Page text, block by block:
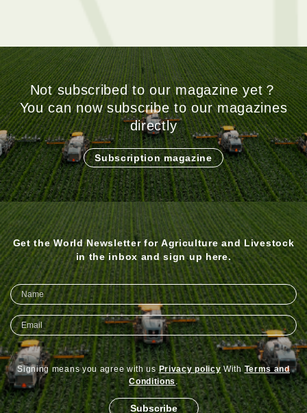
Not subscribed to our magazine yet？
You can now subscribe to our magazines
directly
Subscription magazine
Get the World Newsletter for Agriculture and Livestock
in the inbox and sign up here.
Signing means you agree with us Privacy policyWithTerms and
Conditions.
Subscribe